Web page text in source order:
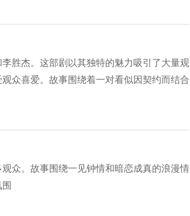
胜杰。这部剧以其独特的魅力吸引了大量观
众喜爱。故事围绕着一对看似因契约而结合
众。故事围绕一见钟情和暗恋成真的浪漫情